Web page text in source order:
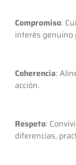
Compromiso:
interés genuino
Coherencia:
acción.
Respeto:
diferencias,